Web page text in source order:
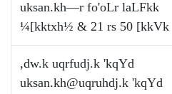
uksan.kh—r fo'oLr laLFkk
¼[kktxh½ & 21 rs 50 [kkVk
,dw.k uqrfudj.k 'kqYd
uksan.kh@uqruhdj.k 'kqYd